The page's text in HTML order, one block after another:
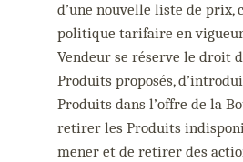
d’une nouvelle liste de prix,
politique tarifaire en vigueur
Vendeur se réserve le droit
Produits proposés,
Produits dans l’offre de la
retirer les Produits
mener et de retirer des